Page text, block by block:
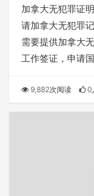
加拿大无犯罪证
请加拿大无犯罪
需要提供加拿大
工作签证，申请
9,882次阅读 0